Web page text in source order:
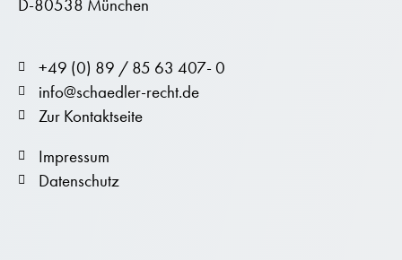
D-80538 München
+49 (0) 89 / 85 63 407- 0
info@schaedler-recht.de
Zur Kontaktseite
Impressum
Datenschutz